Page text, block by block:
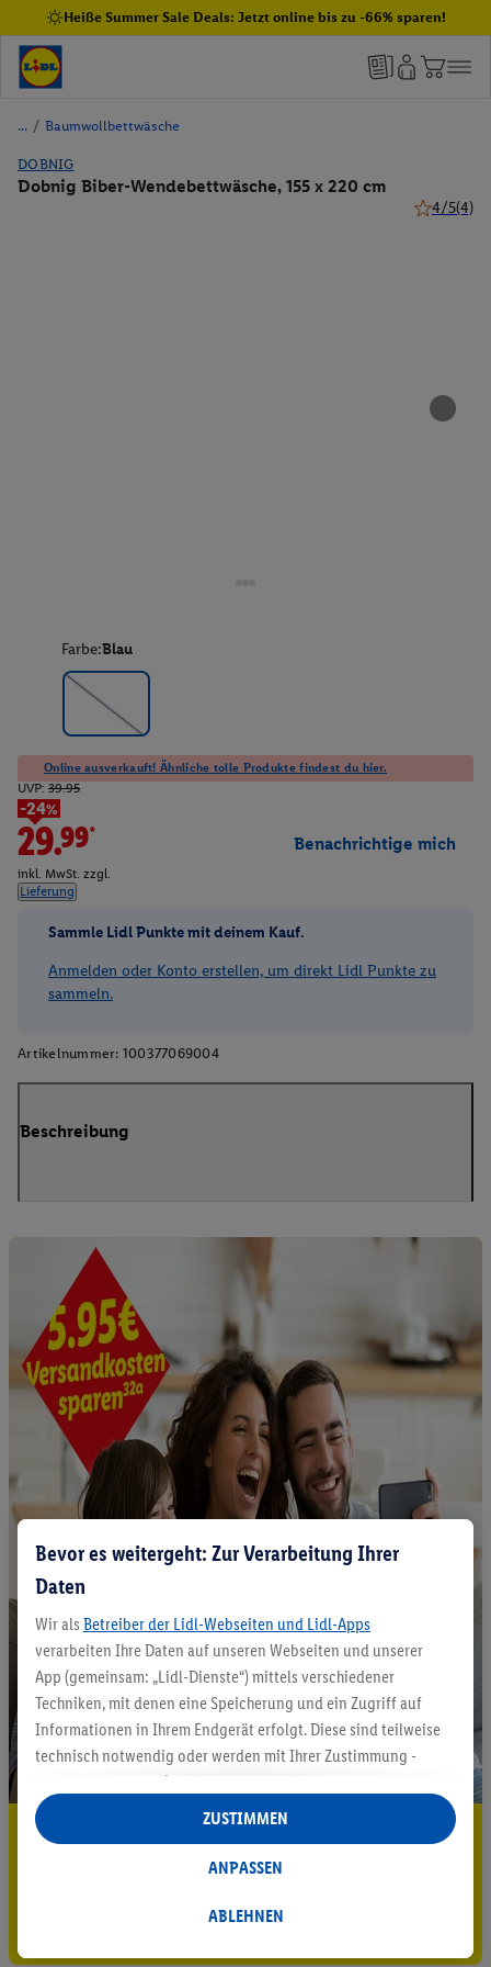
Heiße Summer Sale Deals: Jetzt online bis zu -66% sparen!
/ Baumwollbettwäsche
DOBNIG
Dobnig Biber-Wendebettwäsche, 155 x 220 cm
4/5(4)
Farbe:Blau
Online ausverkauft! Ähnliche tolle Produkte findest du hier.
UVP: 39.95
-24%
29.99*
inkl. MwSt. zzgl.
Lieferung
Benachrichtige mich
Sammle Lidl Punkte mit deinem Kauf.
Anmelden oder Konto erstellen, um direkt Lidl Punkte zu
sammeln.
Artikelnummer: 100377069004
Beschreibung
5.95 € Versand sparen³²ᵃ
Jetzt zum Newsletter anmelden
Gutschein sichern!
Bevor es weitergeht: Zur Verarbeitung Ihrer
Daten
Wir als Betreiber der Lidl-Webseiten und Lidl-Apps
verarbeiten Ihre Daten auf unseren Webseiten und unserer
App (gemeinsam: „Lidl-Dienste“) mittels verschiedener
Techniken, mit denen eine Speicherung und ein Zugriff auf
Informationen in Ihrem Endgerät erfolgt. Diese sind teilweise
technisch notwendig oder werden mit Ihrer Zustimmung -
auch durch Partner (u.a.
Verantwortliche; im Zusammenhang mit dem IAB TCF
insgesamt
Statistik-Erstellung oder für personalisierte Werbung
Datenverarbeitungen für personalisierte Werbung werden
ABLEHNEN
ANPASSEN
ZUSTIMMEN